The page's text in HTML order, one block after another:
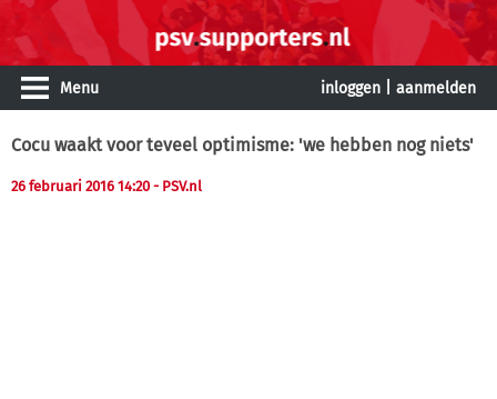
Menu inloggen aanmelden
Cocu waakt voor teveel optimisme: 'we hebben nog niets'
26 februari 2016 14:20 - PSV.nl